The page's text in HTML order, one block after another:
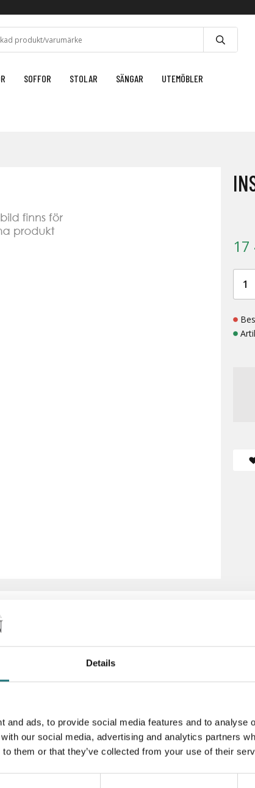
Details
and ads, to provide social media features and to analyse
our social media, advertising and analytics partners
them or that they’ve collected from your use of their
SOFFOR STOLAR SÄNGAR UTEMÖBLER
17